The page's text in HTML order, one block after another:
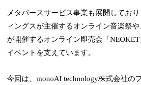
メタバースサービス事業も展開してお
ィングスが主催するオンライン音楽祭
が開催するオンライン即売会「
イベントを支えています。
今回は、monoAI technology株式会社の